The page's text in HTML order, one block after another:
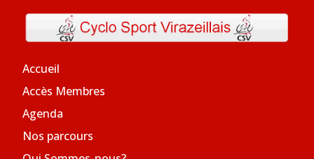
Accueil
Accès Membres
Agenda
Nos parcours